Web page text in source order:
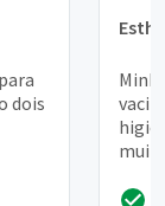
dois